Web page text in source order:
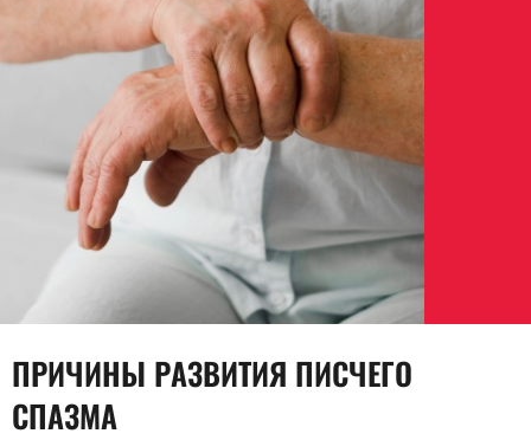
ПРИЧИНЫ РАЗВИТИЯ ПИСЧЕГО
СПАЗМА